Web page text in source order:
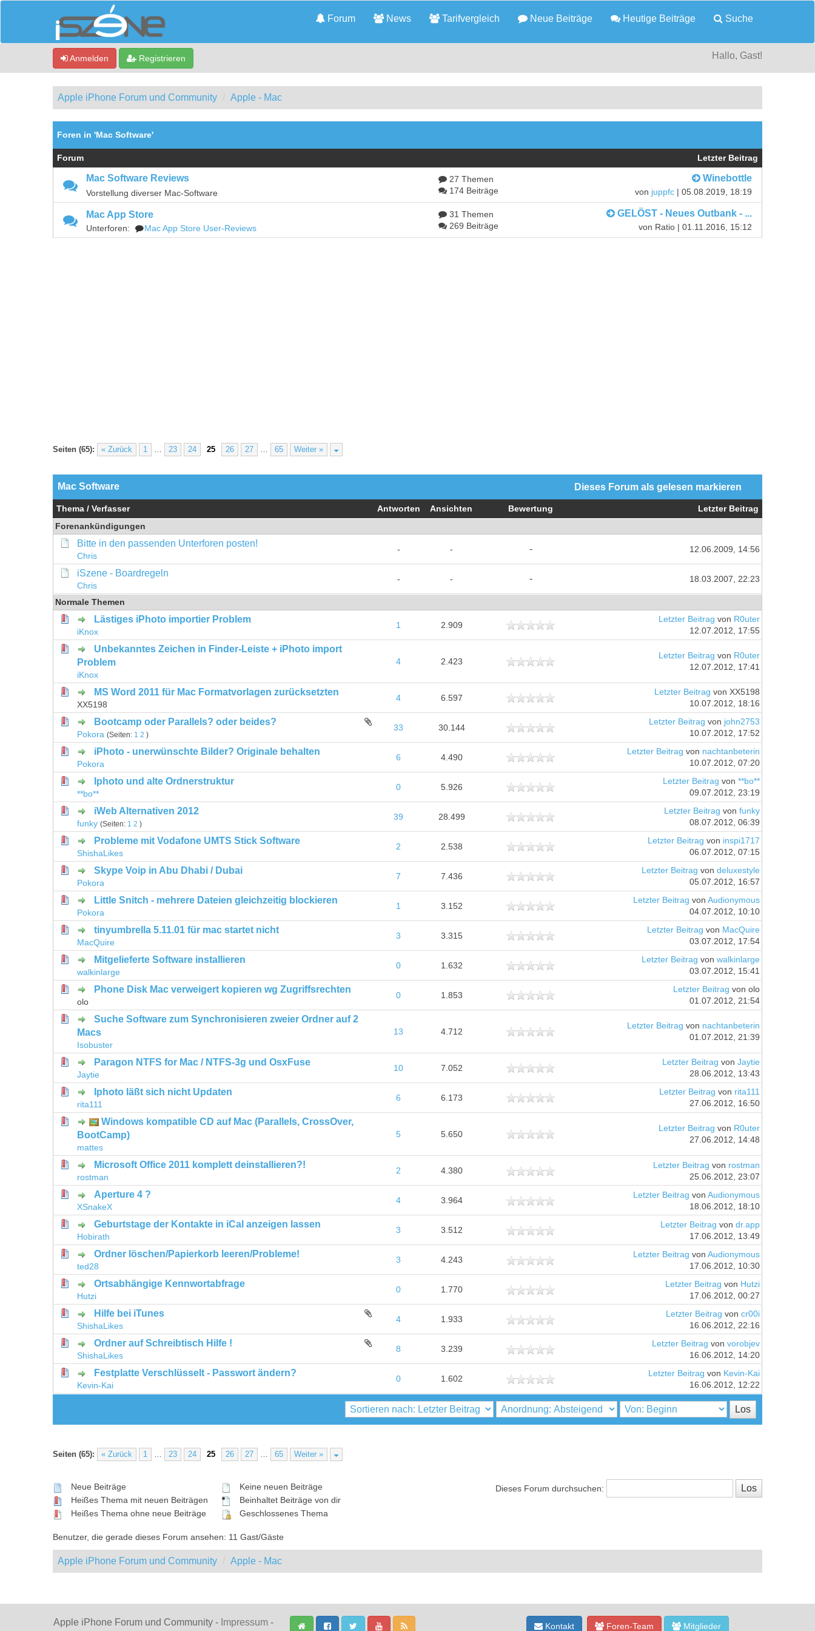
Forum News Tarifvergleich Neue Beiträge Heutige Beiträge Suche
Anmelden Registrieren Hallo, Gast!
Apple iPhone Forum und Community Apple - Mac
Foren in 'Mac Software'
Forum Letzter Beitrag
Mac Software Reviews
Vorstellung diverser Mac-Software
27 Themen
174 Beiträge
Winebottle
von juppfc | 05.08.2019, 18:19
Mac App Store
Unterforen: Mac App Store User-Reviews
31 Themen
269 Beiträge
GELÖST - Neues Outbank - ...
von Ratio | 01.11.2016, 15:12
Seiten (65): « Zurück 1 23 24 25 26 27 65 Weiter »
Mac Software Dieses Forum als gelesen markieren
Thema / Verfasser Antworten Ansichten Bewertung
Letzter Beitrag
Forenankündigungen
Bitte in den passenden Unterforen posten!
Chris
- - - 12.06.2009, 14:56
iSzene - Boardregeln
Chris
- - - 18.03.2007, 22:23
Normale Themen
Lästiges iPhoto importier Problem
iKnox
1 2.909
0 Bewertung(en) - 0 von 5 durchschnittlich
1 2 345
Letzter Beitrag von R0uter
12.07.2012, 17:55
Unbekanntes Zeichen in Finder-Leiste + iPhoto import
Problem
iKnox
4 2.423
0 Bewertung(en) - 0 von 5 durchschnittlich
Letzter Beitrag von R0uter
12.07.2012, 17:41
MS Word 2011 für Mac Formatvorlagen zurücksetzten
XX5198
4 6.597
0 Bewertung(en) - 0 von 5 durchschnittlich
12345
Letzter Beitrag von XX5198
10.07.2012, 18:16
Bootcamp oder Parallels? oder beides?
Pokora (Seiten: 1 2 )
33 30.144
0 Bewertung(en) - 0 von 5 durchschnittlich
12 345
Letzter Beitrag von john2753
10.07.2012, 17:52
iPhoto - unerwünschte Bilder? Originale behalten
Pokora
6 4.490
0 Bewertung(en) - 0 von 5 durchschnittlich
12345
Letzter Beitrag von nachtanbeterin
10.07.2012, 07:20
Iphoto und alte Ordnerstruktur
**bo**
0 5.926
0 Bewertung(en) - 0 von 5 durchschnittlich
12345
Letzter Beitrag von **bo**
09.07.2012, 23:19
iWeb Alternativen 2012
funky (Seiten: 1 2 )
39 28.499
0 Bewertung(en) - 0 von 5 durchschnittlich
Letzter Beitrag von funky
08.07.2012, 06:39
Probleme mit Vodafone UMTS Stick Software
ShishaLikes
2 2.538
0 Bewertung(en) - 0 von 5 durchschnittlich
12345
Letzter Beitrag von inspi1717
06.07.2012, 07:15
Skype Voip in Abu Dhabi / Dubai
Pokora
7 7.436
0 Bewertung(en) - 0 von 5 durchschnittlich
12 345
Letzter Beitrag von deluxestyle
05.07.2012, 16:57
Little Snitch - mehrere Dateien gleichzeitig blockieren
Pokora
1 3.152
0 Bewertung(en) - 0 von 5 durchschnittlich
12345
Letzter Beitrag von Audionymous
04.07.2012, 10:10
tinyumbrella 5.11.01 für mac startet nicht
MacQuire
3 3.315
0 Bewertung(en) - 0 von 5 durchschnittlich
12345
Letzter Beitrag von MacQuire
03.07.2012, 17:54
Mitgelieferte Software installieren
walkinlarge
0 1.632
0 Bewertung(en) - 0 von 5 durchschnittlich
12345
Letzter Beitrag von walkinlarge
03.07.2012, 15:41
Phone Disk Mac verweigert kopieren wg Zugriffsrechten
olo
0 1.853
0 Bewertung(en) - 0 von 5 durchschnittlich
123 45
Letzter Beitrag von olo
01.07.2012, 21:54
Suche Software zum Synchronisieren zweier Ordner auf 2
Macs
Isobuster
13 4.712
Letzter Beitrag von nachtanbeterin
01.07.2012, 21:39
Paragon NTFS for Mac / NTFS-3g und OsxFuse
Jaytie
10 7.052
0 Bewertung(en) - 0 von 5 durchschnittlich
12345
Letzter Beitrag von Jaytie
28.06.2012, 13:43
Iphoto läßt sich nicht Updaten
rita111
6 6.173
0 Bewertung(en) - 0 von 5 durchschnittlich
12345
Letzter Beitrag von rita111
27.06.2012, 16:50
Windows kompatible CD auf Mac (Parallels, CrossOver,
BootCamp)
mattes
5 5.650
0 Bewertung(en) - 0 von 5 durchschnittlich
Letzter Beitrag von R0uter
27.06.2012, 14:48
Microsoft Office 2011 komplett deinstallieren?!
rostman
2 4.380
0 Bewertung(en) - 0 von 5 durchschnittlich
12345
Letzter Beitrag von rostman
25.06.2012, 23:07
Aperture 4 ?
XSnakeX
4 3.964
0 Bewertung(en) - 0 von 5 durchschnittlich
Letzter Beitrag von Audionymous
18.06.2012, 18:10
Geburtstage der Kontakte in iCal anzeigen lassen
Hobirath
3 3.512
0 Bewertung(en) - 0 von 5 durchschnittlich
12 34 5
Letzter Beitrag von dr.app
17.06.2012, 13:49
Ordner löschen/Papierkorb leeren/Probleme!
ted28
3 4.243
0 Bewertung(en) - 0 von 5 durchschnittlich
123 45
Letzter Beitrag von Audionymous
17.06.2012, 10:30
Ortsabhängige Kennwortabfrage
Hutzi
0 1.770
0 Bewertung(en) - 0 von 5 durchschnittlich
12345
Letzter Beitrag von Hutzi
17.06.2012, 00:27
Hilfe bei iTunes
ShishaLikes
4 1.933
0 Bewertung(en) - 0 von 5 durchschnittlich
Letzter Beitrag von cr00i
16.06.2012, 22:16
Ordner auf Schreibtisch Hilfe !
ShishaLikes
8 3.239
0 Bewertung(en) - 0 von 5 durchschnittlich
1 2345
Letzter Beitrag von vorobjev
16.06.2012, 14:20
Festplatte Verschlüsselt - Passwort ändern?
Kevin-Kai
0 1.602
0 Bewertung(en) - 0 von 5 durchschnittlich
2 345
Letzter Beitrag von Kevin-Kai
16.06.2012, 12:22
Seiten (65): « Zurück 1 … 23 24 25 26 27 … 65 Weiter »
Neue Beiträge
Heißes Thema mit neuen Beiträgen
Heißes Thema ohne neue Beiträge
Keine neuen Beiträge
Beinhaltet Beiträge von dir
Geschlossenes Thema
Dieses Forum durchsuchen:
Benutzer, die gerade dieses Forum ansehen: 11 Gast/Gäste
Apple iPhone Forum und Community Apple - Mac
Apple iPhone Forum und Community - Impressum -
Kontakt Foren-Team Mitglieder